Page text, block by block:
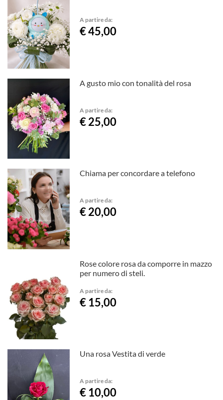
A partire da:
€ 45,00
A gusto mio con tonalità del rosa
A partire da:
€ 25,00
Chiama per concordare a telefono
A partire da:
€ 20,00
Rose colore rosa da comporre in mazzo
per numero di steli.
A partire da:
€ 15,00
Una rosa Vestita di verde
A partire da:
€ 10,00